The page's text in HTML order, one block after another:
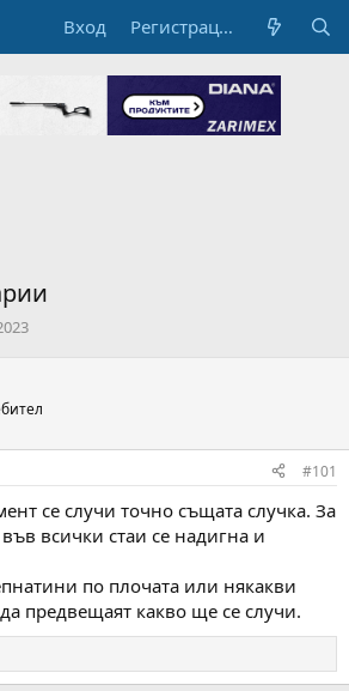
Вход Регистрация
#101
се случи точно същата случка. За
всички стаи се надигна и
по плочата или някакви
предвещаят какво ще се случи.